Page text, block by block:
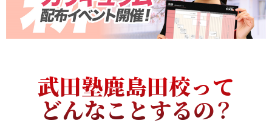
武田塾鹿島田校って
どんなことするの？